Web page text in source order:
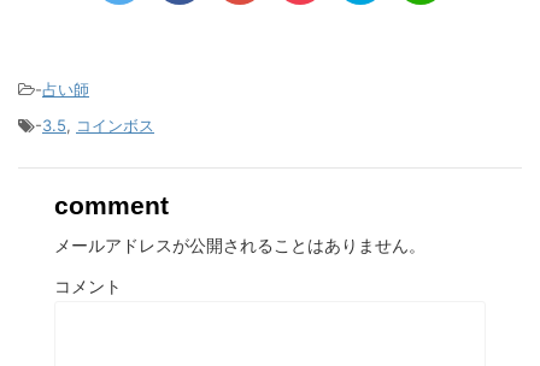
-占い師
-3.5, コインボス
comment
メールアドレスが公開されることはありません。
コメント